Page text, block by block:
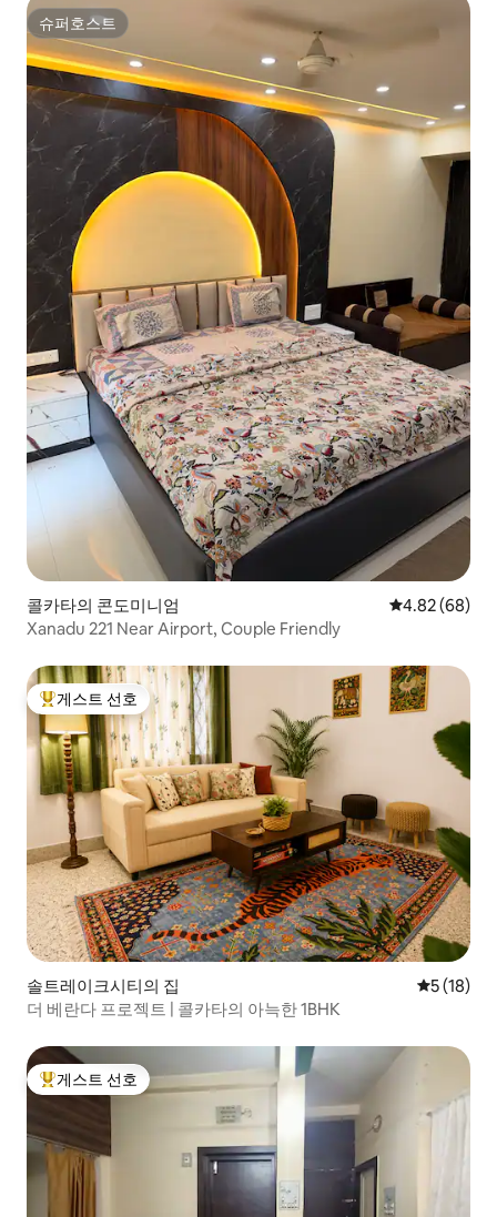
슈퍼호스트
슈퍼호스트
콜카타의 콘도미니엄 평점 4.82점(5
4.82 (68)
Xanadu 221 Near Airport, Couple Friendly
상위 게스트 선호
게스트 선호
솔트레이크시티의 집 평점 5점
5 (18)
더 베란다 프로젝트 | 콜카타의 아늑한 1BHK
상위 게스트 선호
게스트 선호